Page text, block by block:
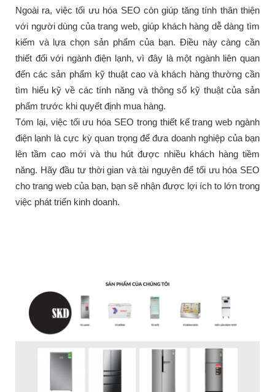
Ngoài ra, việc tối ưu hóa SEO còn giúp tăng tính thân thiện
với người dùng của trang web, giúp khách hàng dễ dàng tìm
kiếm và lựa chọn sản phẩm của bạn. Điều này càng cần
thiết đối với ngành điện lạnh, vì đây là một ngành liên quan
đến các sản phẩm kỹ thuật cao và khách hàng thường cần
tìm hiểu kỹ về các tính năng và thông số kỹ thuật của sản
phẩm trước khi quyết định mua hàng.
Tóm lại, việc tối ưu hóa SEO trong thiết kế trang web ngành
điện lạnh là cực kỳ quan trọng để đưa doanh nghiệp của bạn
lên tầm cao mới và thu hút được nhiều khách hàng tiềm
năng. Hãy đầu tư thời gian và tài nguyên để tối ưu hóa SEO
cho trang web của bạn, bạn sẽ nhận được lợi ích to lớn trong
việc phát triển kinh doanh.